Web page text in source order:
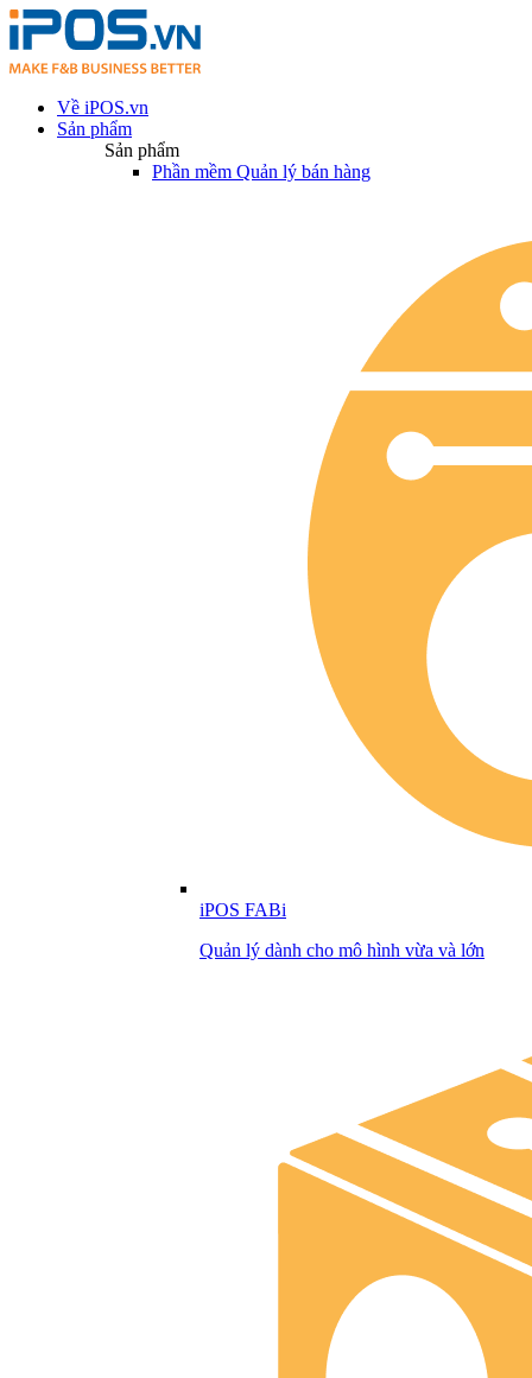
Về iPOS.vn
Sản phẩm
Sản phẩm
Phần mềm Quản lý bán hàng
iPOS FABi
Quản lý dành cho mô hình vừa và lớn